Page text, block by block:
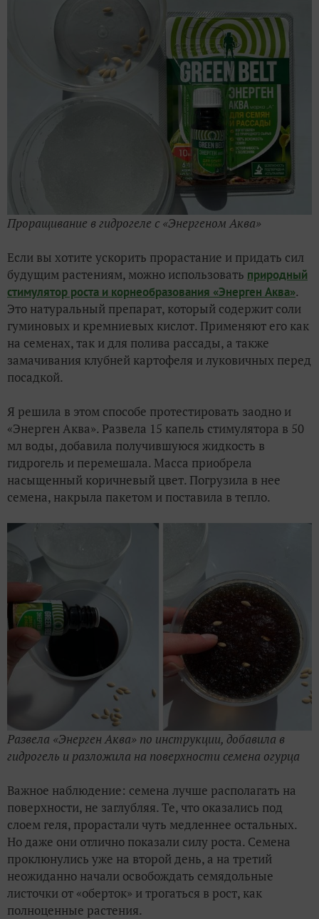
Проращивание в гидрогеле с «Энергеном Аква»
Если вы хотите ускорить прорастание и придать сил
будущим растениям, можно использовать природный
стимулятор роста и корнеобразования «Энерген Аква».
Это натуральный препарат, который содержит соли
гуминовых и кремниевых кислот. Применяют его как
на семенах, так и для полива рассады, а также
замачивания клубней картофеля и луковичных перед
посадкой.
Я решила в этом способе протестировать заодно и
«Энерген Аква». Развела 15 капель стимулятора в 50
мл воды, добавила получившуюся жидкость в
гидрогель и перемешала. Масса приобрела
насыщенный коричневый цвет. Погрузила в нее
семена, накрыла пакетом и поставила в тепло.
Развела «Энерген Аква» по инструкции, добавила в
гидрогель и разложила на поверхности семена огурца
Важное наблюдение: семена лучше располагать на
поверхности, не заглубляя. Те, что оказались под
слоем геля, прорастали чуть медленнее остальных.
Но даже они отлично показали силу роста. Семена
проклюнулись уже на второй день, а на третий
неожиданно начали освобождать семядольные
листочки от «оберток» и трогаться в рост, как
полноценные растения.